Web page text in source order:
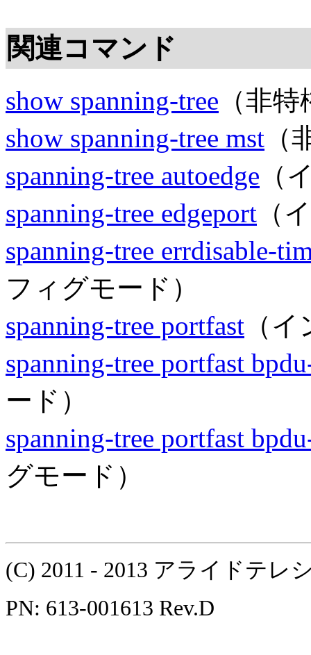
関連コマンド
show spanning-tree （非
show spanning-tree mst （
spanning-tree autoedge （
spanning-tree edgeport （
spanning-tree errdisable-
フィグモード）
spanning-tree portfast （
spanning-tree portfast
ード）
spanning-tree portfast
グモード）
(C) 2011 - 2013 アライドテレ
PN: 613-001613 Rev.D